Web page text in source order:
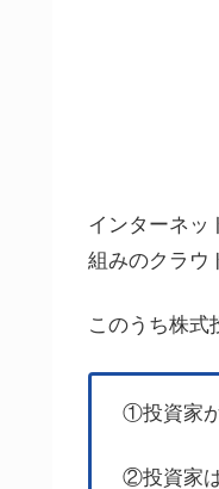
インターネッ
組みのクラウ
このうち株式
①投資家
②投資家